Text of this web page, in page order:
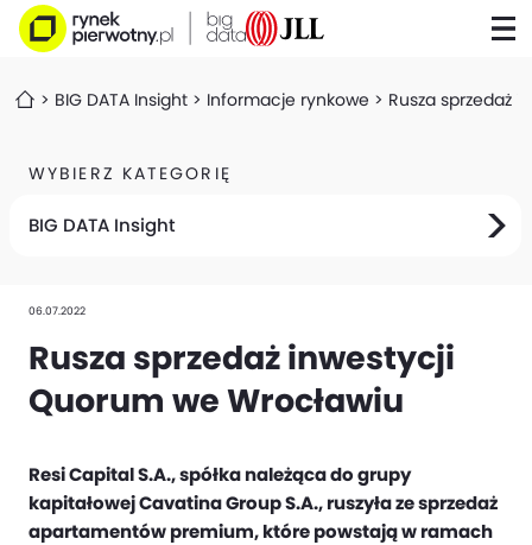
BIG DATA Insight Informacje rynkowe Rusza sprzedaż
WYBIERZ KATEGORIĘ
BIG DATA Insight
06.07.2022
Rusza sprzedaż inwestycji
Quorum we Wrocławiu
Resi Capital S.A., spółka należąca do grupy
kapitałowej Cavatina Group S.A., ruszyła ze sprzedaż
apartamentów premium, które powstają w ramach